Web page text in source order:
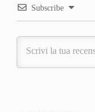
Subscribe